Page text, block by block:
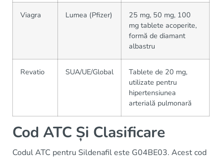
Viagra Lumea (Pfizer)
25 mg, 50 mg, 100
mg tablete acoperite,
formă de diamant
albastru
Revatio SUA/UE/Global
Tablete de 20 mg,
utilizate pentru
hipertensiunea
arterială pulmonară
Cod ATC Și Clasificare
Codul ATC pentru Sildenafil este G04BE03. Acest cod